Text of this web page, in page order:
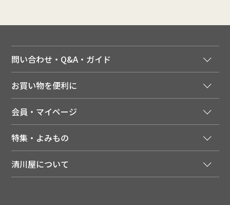
問い合わせ・Q&A・ガイド
ご利用ガイド
領収書について
送料について
配達日について
返品について
お買い物を便利に
季節のカタログを無料でお届け
店舗・ECポイント共通アプリ
LINEお友だち登録
会員・マイページ
会員特典について
注文履歴
特集・よみもの
メディア掲載商品
清川屋について